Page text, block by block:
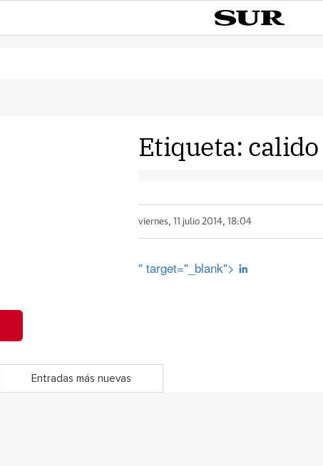
Etiqueta: calido
viernes, 11 julio 2014, 18:04
" target="_blank">
Entradas más nuevas